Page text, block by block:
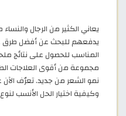
يعاني الكثير من الرجال
يدفعهم للبحث عن أفضل طرق
المناسب للحصول على نتائج
مجموعة من أقوى العلاجات
نمو الشعر من جديد. تعرّف الآن
وكيفية اختيار الحل الأنسب